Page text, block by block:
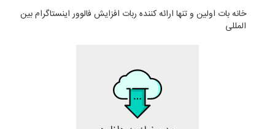
خانه بات اولین و تنها ارائه کننده ربات افزایش فالوور اینستاگرام بین
المللی